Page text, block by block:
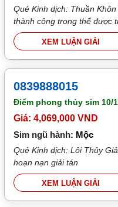
Quẻ Kinh dịch: Thuần
thành công trong thế được
XEM LUẬN GIẢI
0839888015
Điểm phong thủy sim 10/
Giá: 4,069,000 VND
Sim ngũ hành: Mộc
Quẻ Kinh dịch: Lôi Thủy
hoạn nạn giải tán
XEM LUẬN GIẢI